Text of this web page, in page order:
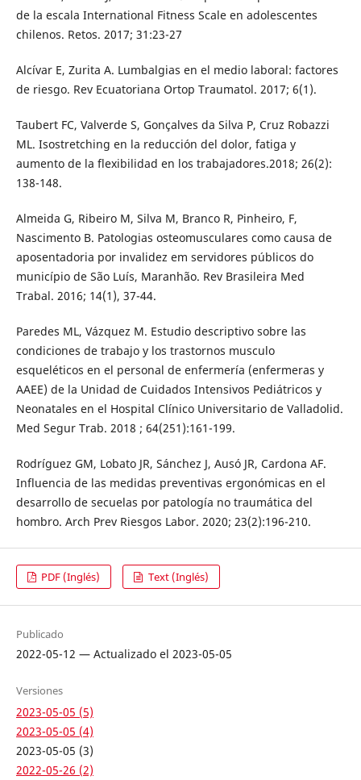
de la escala International Fitness Scale en adolescentes
chilenos. Retos. 2017; 31:23-27
Alcívar E, Zurita A. Lumbalgias en el medio laboral: factores
de riesgo. Rev Ecuatoriana Ortop Traumatol. 2017; 6(1).
Taubert FC, Valverde S, Gonçalves da Silva P, Cruz Robazzi
ML. Isostretching en la reducción del dolor, fatiga y
aumento de la flexibilidad en los trabajadores.2018; 26(2):
138-148.
Almeida G, Ribeiro M, Silva M, Branco R, Pinheiro, F,
Nascimento B. Patologias osteomusculares como causa de
aposentadoria por invalidez em servidores públicos do
município de São Luís, Maranhão. Rev Brasileira Med
Trabal. 2016; 14(1), 37-44.
Paredes ML, Vázquez M. Estudio descriptivo sobre las
condiciones de trabajo y los trastornos musculo
esqueléticos en el personal de enfermería (enfermeras y
AAEE) de la Unidad de Cuidados Intensivos Pediátricos y
Neonatales en el Hospital Clínico Universitario de Valladolid.
Med Segur Trab. 2018 ; 64(251):161-199.
Rodríguez GM, Lobato JR, Sánchez J, Ausó JR, Cardona AF.
Influencia de las medidas preventivas ergonómicas en el
desarrollo de secuelas por patología no traumática del
hombro. Arch Prev Riesgos Labor. 2020; 23(2):196-210.
PDF (Inglés) Text (Inglés)
Publicado
2022-05-12 — Actualizado el 2023-05-05
Versiones
2023-05-05 (5)
2023-05-05 (4)
2023-05-05 (3)
2022-05-26 (2)